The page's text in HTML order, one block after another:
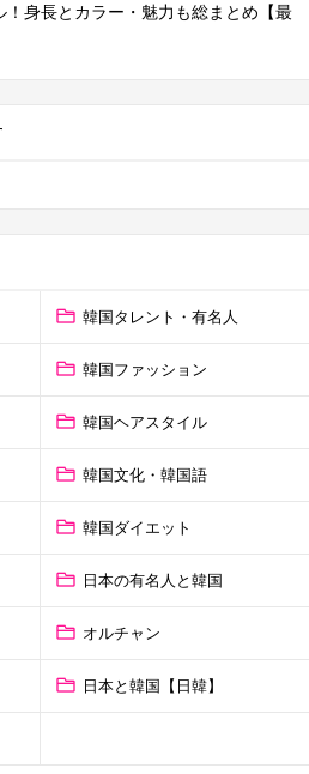
！身長とカラー・魅力も総まとめ【最
韓国タレント・有名人
韓国ファッション
韓国ヘアスタイル
韓国文化・韓国語
韓国ダイエット
日本の有名人と韓国
オルチャン
日本と韓国【日韓】